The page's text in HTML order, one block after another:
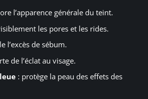
l’apparence générale du teint.
les pores et les rides.
l’excès de sébum.
de l’éclat au visage.
: protège la peau des effets des